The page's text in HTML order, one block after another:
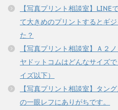
【写真プリント相談室】LINE
て大きめのプリントするとギ
た？
【写真プリント相談室】Ａ２
ヤドットコムはどんなサイズ
イズ以下）
【写真プリント相談室】タン
の一眼レフにありがちです。